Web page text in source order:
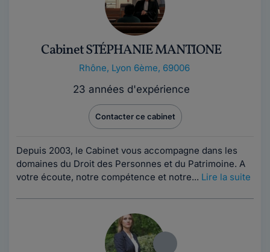
Cabinet STÉPHANIE MANTIONE
Rhône, Lyon 6ème, 69006
23 années d'expérience
Contacter ce cabinet
Depuis 2003, le Cabinet vous accompagne dans les
domaines du Droit des Personnes et du Patrimoine. A
votre écoute, notre compétence et notre... Lire la suite